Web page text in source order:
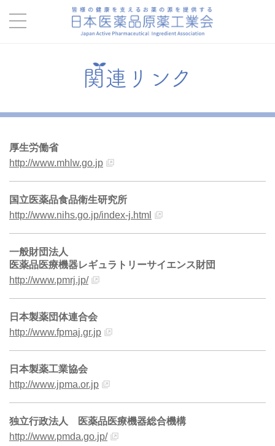
関連リンク
厚生労働省
http://www.mhlw.go.jp
国立医薬品食品衛生研究所
http://www.nihs.go.jp/index-j.html
一般財団法人
医薬品医療機器レギュラトリーサイエンス財団
http://www.pmrj.jp/
日本製薬団体連合会
http://www.fpmaj.gr.jp
日本製薬工業協会
http://www.jpma.or.jp
独立行政法人 医薬品医療機器総合機構
http://www.pmda.go.jp/